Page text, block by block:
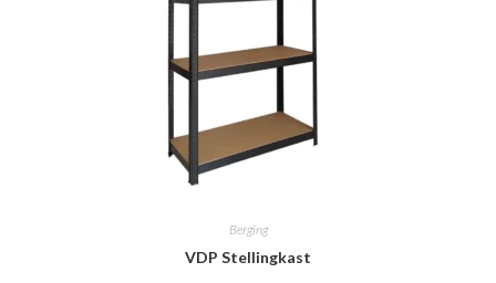
Berging
VDP Stellingkast